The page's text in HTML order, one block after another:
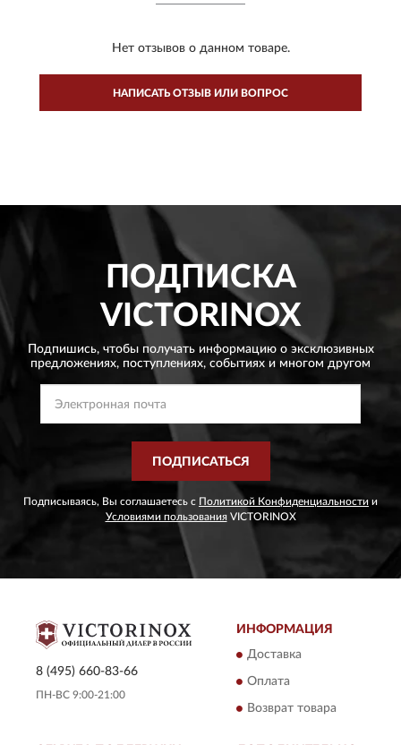
Нет отзывов о данном товаре.
НАПИСАТЬ ОТЗЫВ ИЛИ ВОПРОС
ПОДПИСКА
VICTORINOX
Подпишись, чтобы получать информацию о эксклюзивных
предложениях, поступлениях, событиях и многом другом
ПОДПИСАТЬСЯ
Подписываясь, Вы соглашаетесь с Политикой Конфиденциальности и
Условиями пользованияVICTORINOX
8 (495) 660-83-66
ПН-ВС 9:00-21:00
ИНФОРМАЦИЯ
Доставка
Оплата
Возврат товара